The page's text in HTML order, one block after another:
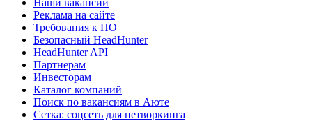
Наши вакансии
Реклама на сайте
Требования к ПО
Безопасный HeadHunter
HeadHunter API
Партнерам
Инвесторам
Каталог компаний
Поиск по вакансиям в Аюте
Сетка: соцсеть для нетворкинга